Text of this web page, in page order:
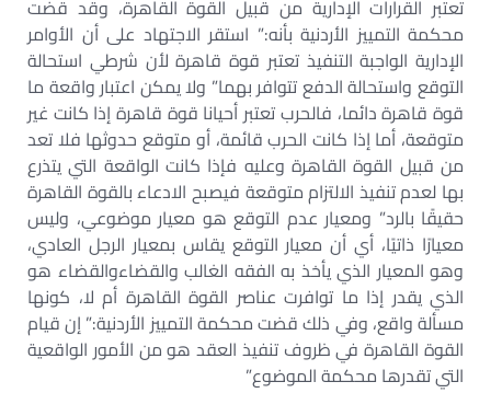
تعتبر القرارات الإدارية من قبيل القوة القاهرة، وقد قضت
محكمة التمييز الأردنية بأنه:” استقر الاجتهاد على أن الأوامر
الإدارية الواجبة التنفيذ تعتبر قوة قاهرة لأن شرطي استحالة
التوقع واستحالة الدفع تتوافر بهما” ولا يمكن اعتبار واقعة ما
قوة قاهرة دائما، فالحرب تعتبر أحيانا قوة قاهرة إذا كانت غير
متوقعة، أما إذا كانت الحرب قائمة، أو متوقع حدوثها فلا تعد
من قبيل القوة القاهرة وعليه فإذا كانت الواقعة التي يتذرع
بها لعدم تنفيذ الالتزام متوقعة فيصبح الادعاء بالقوة القاهرة
حقيقًا بالرد” ومعيار عدم التوقع هو معيار موضوعي، وليس
معيارًا ذاتيًا، أي أن معيار التوقع يقاس بمعيار الرجل العادي،
وهو المعيار الذي يأخذ به الفقه الغالب والقضاءوالقضاء هو
الذي يقدر إذا ما توافرت عناصر القوة القاهرة أم لا، كونها
مسألة واقع، وفي ذلك قضت محكمة التمييز الأردنية:” إن قيام
القوة القاهرة في ظروف تنفيذ العقد هو من الأمور الواقعية
التي تقدرها محكمة الموضوع”